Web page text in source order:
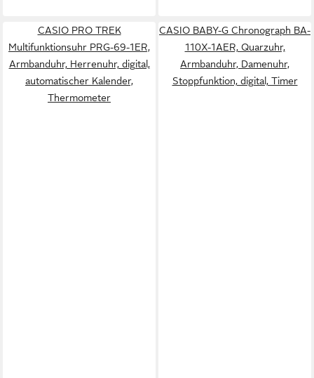
CASIO PRO TREK
Multifunktionsuhr PRG-69-1ER,
Armbanduhr, Herrenuhr, digital,
automatischer Kalender,
Thermometer
CASIO BABY-G Chronograph BA-
110X-1AER, Quarzuhr,
Armbanduhr, Damenuhr,
Stoppfunktion, digital, Timer